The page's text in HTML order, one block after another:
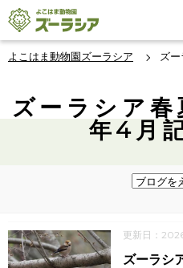
よこはま動物園ズーラシア ズ
ズーラシア
年4月
更新日：
ズーラシ